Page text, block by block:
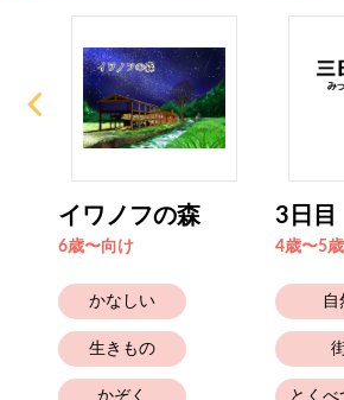
イワノフの森
6歳〜向け
かなしい
生きもの
かぞく
3日目
4歳〜5
自
とくべ